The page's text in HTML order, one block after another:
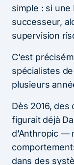
simple : si
successeur,
supervision
C’est
spécialistes
plusieurs
Dès 2016,
figurait déjà
d’Anthropic —
dans des